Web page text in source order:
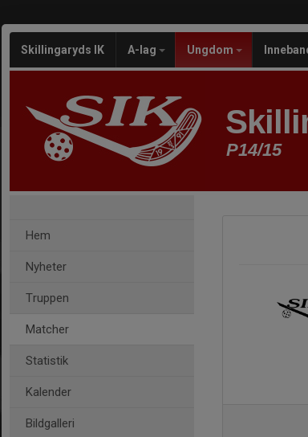
Skillingaryds IK A-lag Ungdom
P14/15
Hem
Nyheter
Truppen
Matcher
Statistik
Kalender
Bildgalleri